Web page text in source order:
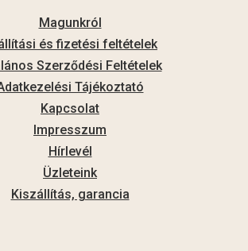
Magunkról
és fizetési feltételek
Szerződési Feltételek
Tájékoztató
Kapcsolat
Impresszum
Hírlevél
Üzleteink
Kiszállítás, garancia